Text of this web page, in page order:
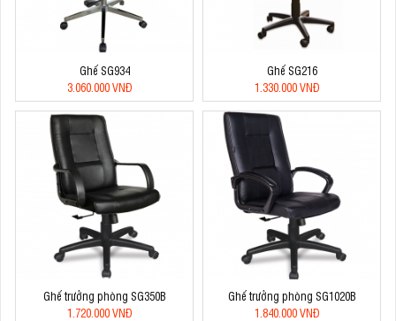
Ghế SG934
3.060.000 VNĐ
Ghế SG216
1.330.000 VNĐ
Ghế trưởng phòng SG350B
1.720.000 VNĐ
Ghế trưởng phòng SG1020B
1.840.000 VNĐ